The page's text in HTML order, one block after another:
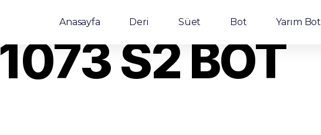
Anasayfa Deri Süet Bot Yarım Bot
1073 S2 BOT